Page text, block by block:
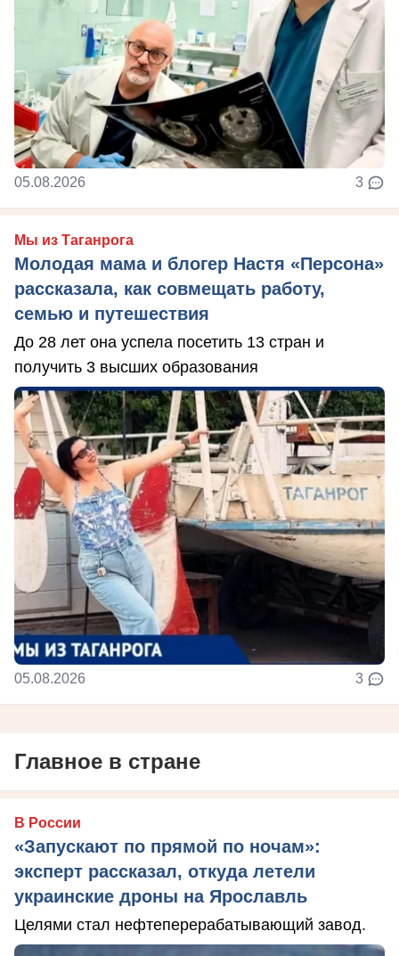
05.08.2026 3
Мы из Таганрога
Молодая мама и блогер Настя «Персона»
рассказала, как совмещать работу,
семью и путешествия
До 28 лет она успела посетить 13 стран и
получить 3 высших образования
05.08.2026 3
Главное в стране
В России
«Запускают по прямой по ночам»:
эксперт рассказал, откуда летели
украинские дроны на Ярославль
Целями стал нефтеперерабатывающий завод.